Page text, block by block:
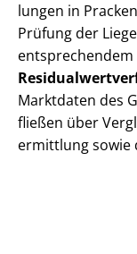
lun­gen in
Prüfung der
Marktdaten des
fließen über
ermitt­lung sowie